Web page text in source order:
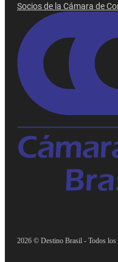
Socios de la Cámara de
2026 © Destino Brasil - Todos los